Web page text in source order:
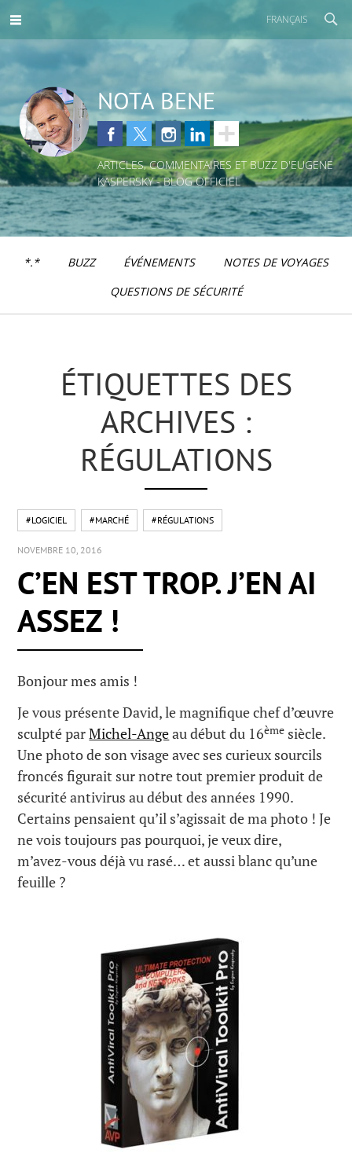
FRANÇAIS
NOTA BENE
ARTICLES, COMMENTAIRES ET BUZZ D'EUGENE
KASPERSKY - BLOG OFFICIEL
*.* BUZZ ÉVÉNEMENTS
NOTES DE VOYAGES
QUESTIONS DE SÉCURITÉ
ÉTIQUETTES DES
ARCHIVES :
RÉGULATIONS
#LOGICIEL #MARCHÉ #RÉGULATIONS
NOVEMBRE 10, 2016
C’EN EST TROP. J’EN AI
ASSEZ !
Bonjour mes amis !
Je vous présente David, le magnifique chef d’œuvre
sculpté parMichel-Angeau début du 16ème siècle.
Une photo de son visage avec ses curieux sourcils
froncés figurait sur notre tout premier produit de
sécurité antivirus au début des années 1990.
Certains pensaient qu’il s’agissait de ma photo ! Je
ne vois toujours pas pourquoi, je veux dire,
m’avez-vous déjà vu rasé… et aussi blanc qu’une
feuille ?